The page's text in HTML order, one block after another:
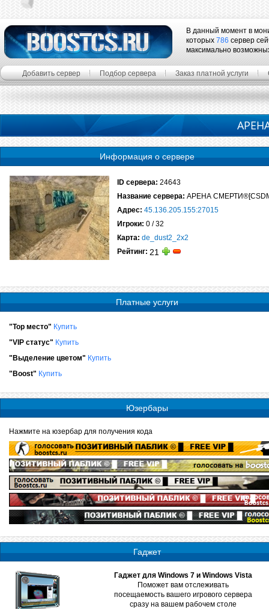
В данный момент в
которых 786 сервер
максимально
Добавить сервер Подбор сервера Заказ платной услуги
Информация о сервере
ID сервера: 24643
Название сервера: АРЕНА
Адрес: 45.136.205.155:27015
Игроки: 0 / 32
Карта: de_dust2_2x2
Рейтинг: 21
Платные услуги
"Top место" Купить
"VIP статус" Купить
"Выделение цветом" Купить
"Boost" Купить
Юзербары
Нажмите на юзербар для получения кода
Гаджет
Гаджет для Windows 7 и Windows Vista
Поможет вам отслеживать
посещаемость вашего игрового сервера
сразу на вашем рабочем столе